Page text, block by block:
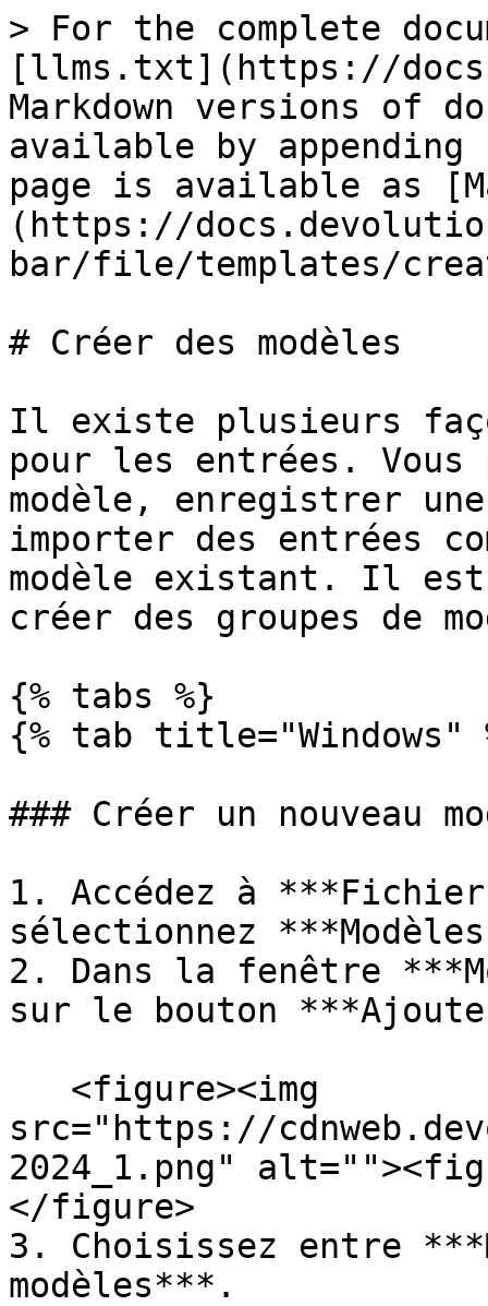
> For the complete
[llms.txt](https://
Markdown versions of
available by
page is available as
(https://
bar/file/templates/
# Créer des modèles
Il existe plusieurs
pour les entrées. Vous
modèle, enregistrer
importer des entrées
modèle existant. Il est
créer des groupes de
{% tabs %}
{% tab title="Windows"
### Créer un nouveau
1. Accédez à
sélectionnez
2. Dans la fenêtre
sur le bouton
src="https://
2024_1.png"
</figure>
3. Choisissez entre
modèles***.